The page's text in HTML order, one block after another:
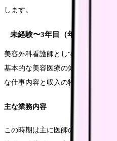
します。
未経験〜3年目（年収450万円
美容外科看護師としてのキャリア
基本的な美容医療の知識と技術を
な仕事内容と収入の特徴は以下の通
主な業務内容
この時期は主に医師のアシスタン